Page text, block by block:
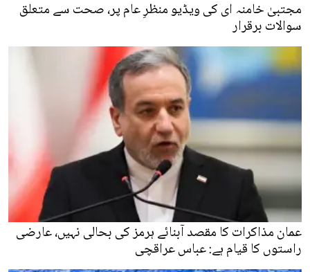
مجتبیٰ خامنہ ای کی ویڈیو منظرِ عام پر، صحت سے متعلق
سوالات برقرار
عمان مذاکرات کا مقصد آبنائے ہرمز کی بحالی نہیں، عارضی
راستوں کا قیام ہے: عباس عراقچی